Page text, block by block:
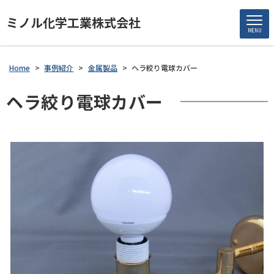
ミノル化学工業株式会社 MENU
Home > 事例紹介 > 金属製品 > ヘラ絞り電球カバー
ヘラ絞り電球カバー